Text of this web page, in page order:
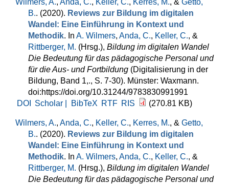
Wilmers, A., Anda, C., Keller, C., Kerres, M., & Getto,
B.. (2020). Reviews zur Bildung im digitalen
Wandel: Eine Einführung in Kontext und
Methodik. In A. Wilmers, Anda, C., Keller, C., &
Rittberger, M. (Hrsg.), Bildung im digitalen Wandel
Die Bedeutung für das pädagogische Personal und
für die Aus- und Fortbildung (Digitalisierung in der
Bildung, Band 1,., S. 7-30). Münster: Waxmann.
doi:https://doi.org/10.31244/9783830991991
DOI
Scholar | BibTeX RTF RIS (270.81 KB)
Wilmers, A., Anda, C., Keller, C., Kerres, M., & Getto,
B.. (2020). Reviews zur Bildung im digitalen
Wandel: Eine Einführung in Kontext und
Methodik. In A. Wilmers, Anda, C., Keller, C., &
Rittberger, M. (Hrsg.), Bildung im digitalen Wandel
Die Bedeutung für das pädagogische Personal und